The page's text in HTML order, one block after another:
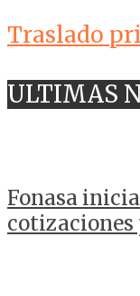
Traslado
ULTIMAS
Fonasa
cotizaciones